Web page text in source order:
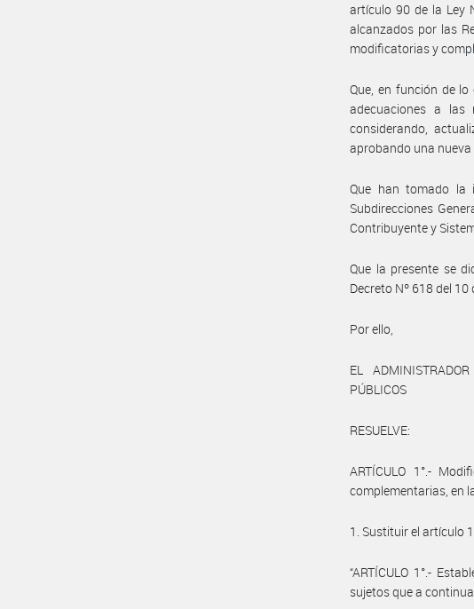
artículo 90 de la Ley
alcanzados por las
modificatorias y
Que, en función de
adecuaciones a
considerando,
aprobando una nueva
Que han tomado la
Subdirecciones
Contribuyente y
Que la presente se
Decreto Nº 618 del
Por ello,
EL
PÚBLICOS
RESUELVE:
ARTÍCULO 1°.-
complementarias, en
1. Sustituir el artículo
“ARTÍCULO 1°.-
sujetos que a